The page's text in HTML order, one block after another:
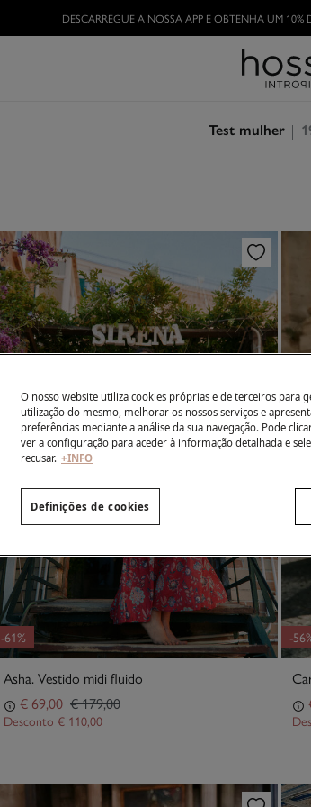
TORNE-SE HOSSLOVERE
Test mulher
-61%
Asha. Vestido midi fluido
€ 69,00 € 179,00
Desconto € 110,00
-
O nosso website utiliza cookies próprias e de terceiros para
utilização do mesmo, melhorar os nossos serviços e
preferências mediante a análise da sua navegação. Pode
ver a configuração para aceder à informação detalhada e
recusar. +INFO
Definições de cookies